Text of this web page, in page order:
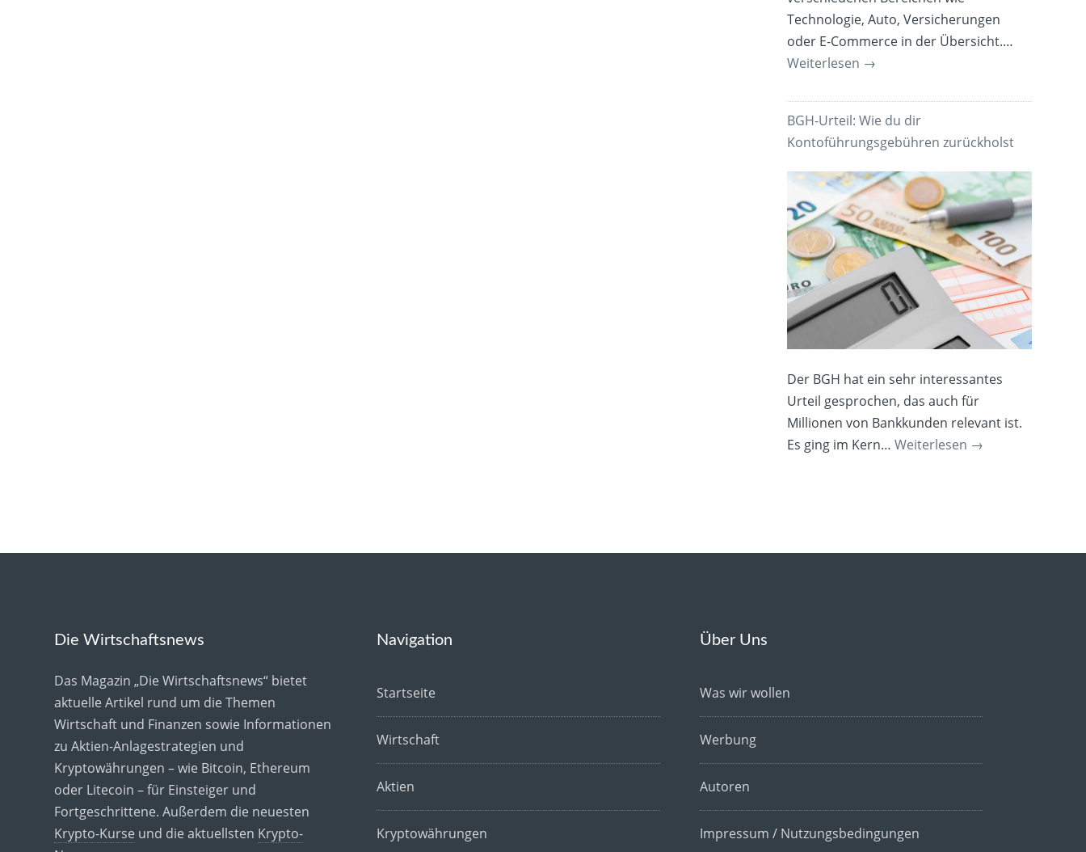
Technologie, Auto, Versicherungen
oder E-Commerce in der Übersicht.…
Weiterlesen →
BGH-Urteil: Wie du dir
Kontoführungsgebühren zurückholst
Der BGH hat ein sehr interessantes
Urteil gesprochen, das auch für
Millionen von Bankkunden relevant ist.
Es ging im Kern…Weiterlesen →
Die Wirtschaftsnews
Das Magazin „Die Wirtschaftsnews“ bietet
aktuelle Artikel rund um die Themen
Wirtschaft und Finanzen sowie Informationen
zu Aktien-Anlagestrategien und
Kryptowährungen – wie Bitcoin, Ethereum
oder Litecoin – für Einsteiger und
Fortgeschrittene. Außerdem die neuesten
Krypto-Kurse und die aktuellsten Krypto-
Navigation
Startseite
Wirtschaft
Aktien
Kryptowährungen
Über Uns
Was wir wollen
Werbung
Autoren
Impressum / Nutzungsbedingungen